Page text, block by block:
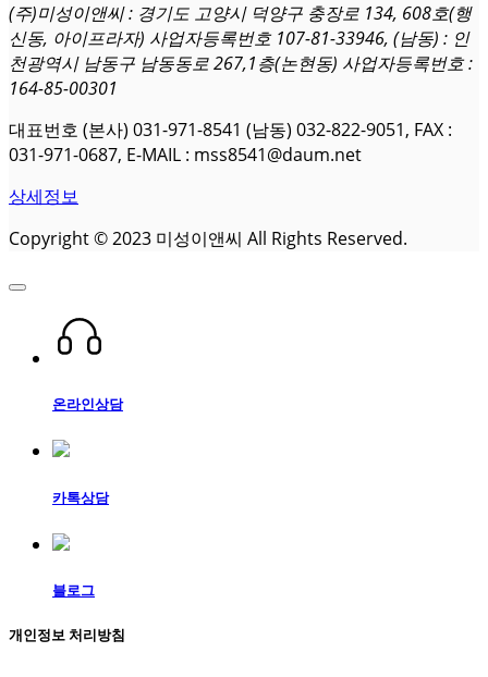
(주)미성이앤씨 : 경기도 고양시 덕양구 충장로 134, 608호(행
신동, 아이프라자) 사업자등록번호 107-81-33946, (남동) : 인
천광역시 남동구 남동동로 267,1층(논현동) 사업자등록번호 :
164-85-00301
대표번호 (본사) 031-971-8541 (남동) 032-822-9051, FAX :
031-971-0687, E-MAIL : mss8541@daum.net
상세정보
Copyright © 2023 미성이앤씨 All Rights Reserved.
온라인상담
카톡상담
블로그
개인정보 처리방침